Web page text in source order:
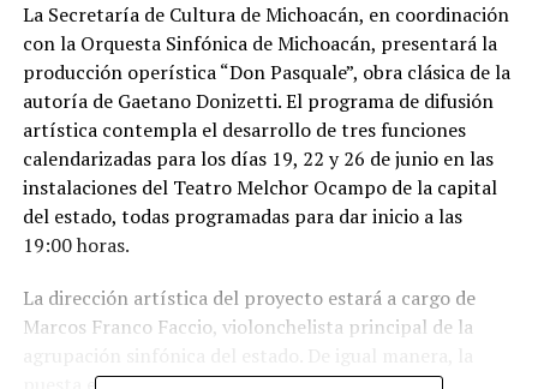
La Secretaría de Cultura de Michoacán, en coordinación
con la Orquesta Sinfónica de Michoacán, presentará la
producción operística “Don Pasquale”, obra clásica de la
autoría de Gaetano Donizetti. El programa de difusión
artística contempla el desarrollo de tres funciones
calendarizadas para los días 19, 22 y 26 de junio en las
instalaciones del Teatro Melchor Ocampo de la capital
del estado, todas programadas para dar inicio a las
19:00 horas.
La dirección artística del proyecto estará a cargo de
Marcos Franco Faccio, violonchelista principal de la